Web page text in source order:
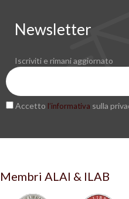
Newsletter
Iscriviti e rimani aggiornato
Accetto l’informativa sulla
Membri ALAI & ILAB